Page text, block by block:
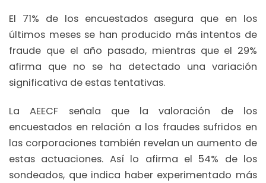
El 71% de los encuestados asegura que en los
últimos meses se han producido más intentos de
fraude que el año pasado, mientras que el 29%
afirma que no se ha detectado una variación
significativa de estas tentativas.
La AEECF señala que la valoración de los
encuestados en relación a los fraudes sufridos en
las corporaciones también revelan un aumento de
estas actuaciones. Así lo afirma el 54% de los
sondeados, que indica haber experimentado más